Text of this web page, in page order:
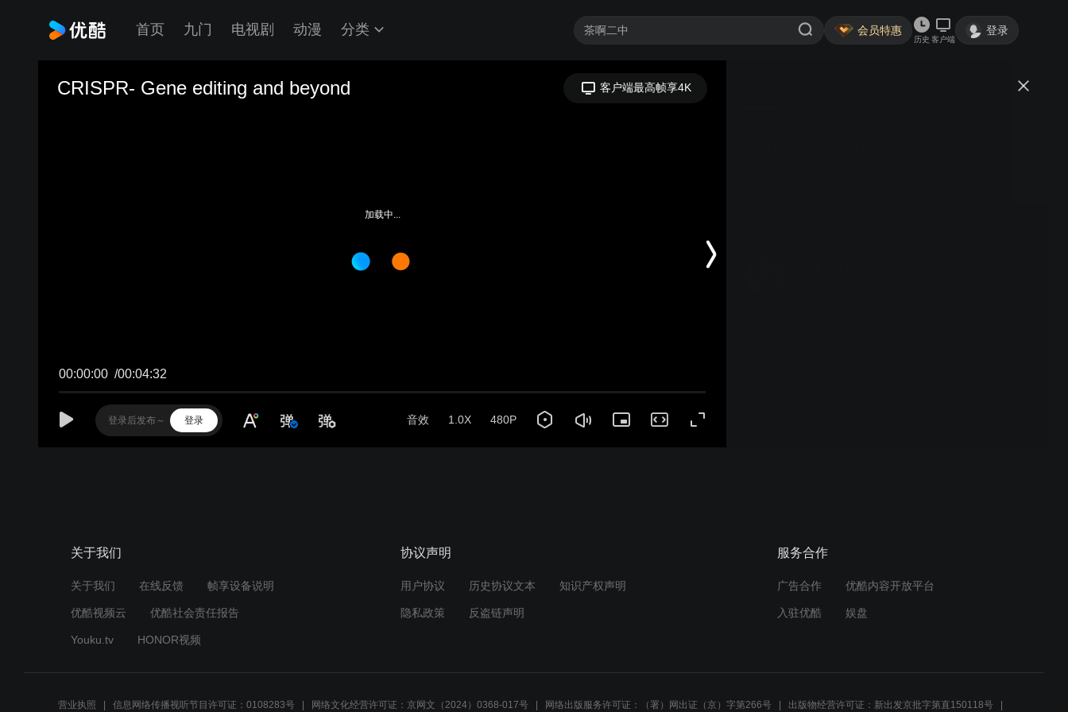
首页 九门 电视剧 动漫 分类 会员特惠
历史 客户端
登录
CRISPR- Gene editing and beyond 客户端最高帧享4K
00:00:00 /00:04:32
登录 音效 1.0X 480P
加载中...
关于我们
关于我们 在线反馈 帧享设备说明
优酷视频云 优酷社会责任报告
Youku.tv HONOR视频
协议声明
用户协议 历史协议文本 知识产权声明
隐私政策 反盗链声明
服务合作
广告合作 优酷内容开放平台
入驻优酷 娱盘
营业执照 信息网络传播视听节目许可证：0108283号 网络文化经营许可证：京网文（2024）0368-017号 网络出版服务许可证：（署）网出证（京）字第266号 出版物经营许可证：新出发京批字第直150118号